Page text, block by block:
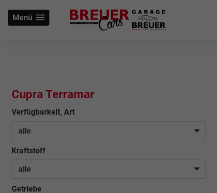
Menü
Cupra Terramar
Verfügbarkeit, Art
Kraftstoff
Getriebe